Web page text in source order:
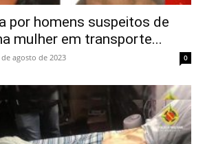
por homens suspeitos de
mulher em transporte...
de agosto de 2023 0